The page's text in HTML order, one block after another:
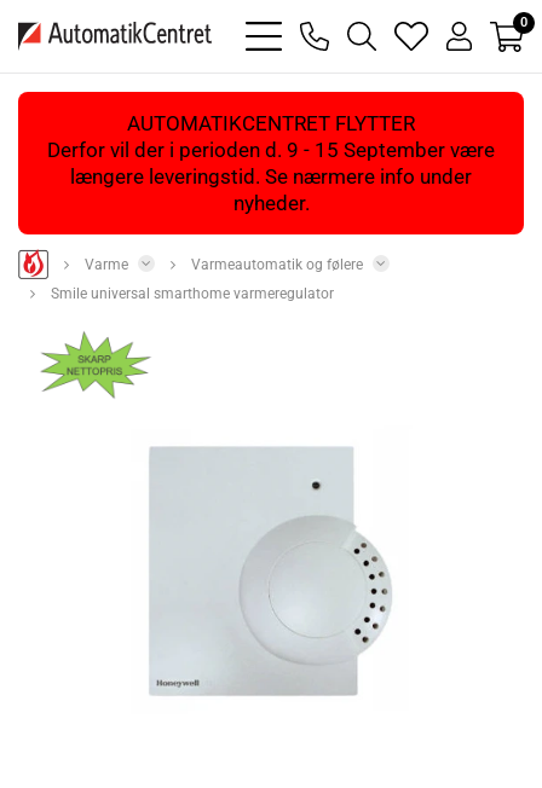
bars
light
phone
magnifying
glass
heart
light
user
light
0
AUTOMATIKCENTRET FLYTTER
Derfor vil der i perioden d. 9 - 15 September være
længere leveringstid. Se nærmere info under
nyheder.
Varme
Varmeautomatik og følere
Smile universal smarthome varmeregulator